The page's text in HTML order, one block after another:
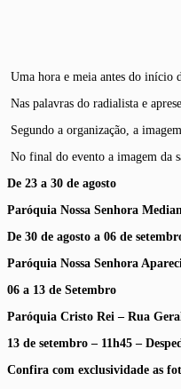
Uma hora e meia antes do início
Nas palavras do radialista e
Segundo a organização, a
No final do evento a imagem da
De 23 a 30 de agosto
Paróquia Nossa Senhora
De 30 de agosto a 06 de
Paróquia Nossa Senhora
06 a 13 de Setembro
Paróquia Cristo Rei – Rua
13 de setembro – 11h45 –
Confira com exclusividade as